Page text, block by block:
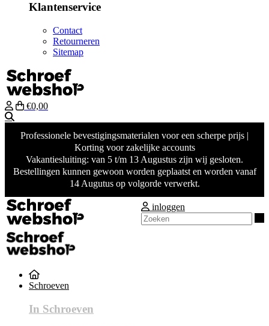
Klantenservice
Contact
Retourneren
Sitemap
€0,00
Professionele bevestigingsmaterialen voor een scherpe prijs |
Korting voor zakelijke accounts
Vakantiesluiting: van 5 t/m 13 Augustus zijn wij gesloten.
Bestellingen kunnen gewoon worden geplaatst en worden vanaf
14 Augutus op volgorde verwerkt.
inloggen
Schroeven
In Schroeven